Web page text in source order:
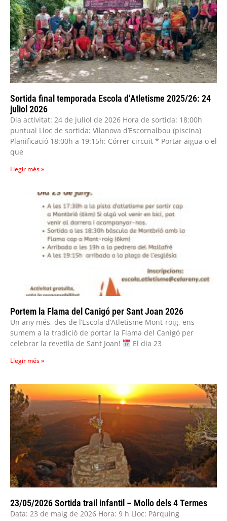
Sortida final temporada Escola d’Atletisme 2025/26: 24
juliol 2026
Dia activitat: 24 de juliol de 2026 Hora de sortida: 18:00h
puntual Lloc de sortida: Vilanova d’Escornalbou (piscina)
Planificació 18:00h a 19:15h: Córrer circuit * Portar aigua o el
que
Llegir més »
Portem la Flama del Canigó per Sant Joan 2026
Un any més, des de l’Escola d’Atletisme Mont-roig, ens
sumem a la tradició de portar la Flama del Canigó per
celebrar la revetlla de Sant Joan!
El dia 23
Llegir més »
23/05/2026 Sortida trail infantil – Mollo dels 4 Termes
Data: 23 de maig de 2026 Hora: 9 h Lloc: Pàrquing